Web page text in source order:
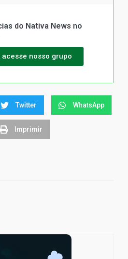
do Nativa News no
acesse nosso grupo
Twitter WhatsApp
Imprimir